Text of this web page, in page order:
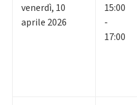
venerdì, 10
aprile 2026
15:00
-
17:00